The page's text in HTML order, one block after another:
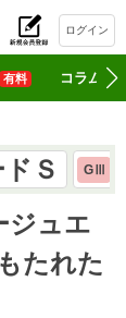
ログイン
有料 コラム
Ｓ GⅢ
ジュエ
たれた